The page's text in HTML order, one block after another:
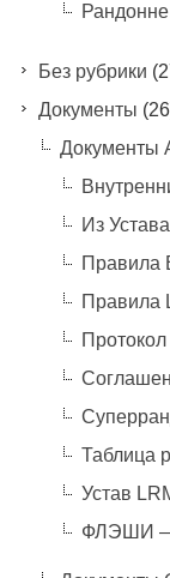
Без рубрики
Документы
Документы
Из
Правила
Правила
Таблица
Устав
ФЛЭШИ